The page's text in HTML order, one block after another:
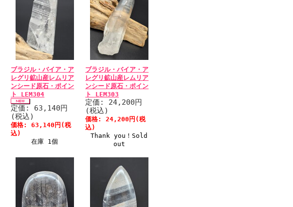
ブラジル・バイア・ア
レグリ鉱山産レムリア
ンシード原石・ポイン
ト LEM304
定価: 63,140円
(税込)
価格: 63,140円(税
込)
在庫 1個
ブラジル・バイア・ア
レグリ鉱山産レムリア
ンシード原石・ポイン
ト LEM303
定価: 24,200円
(税込)
価格: 24,200円(税
込)
Thank you！Sold
out